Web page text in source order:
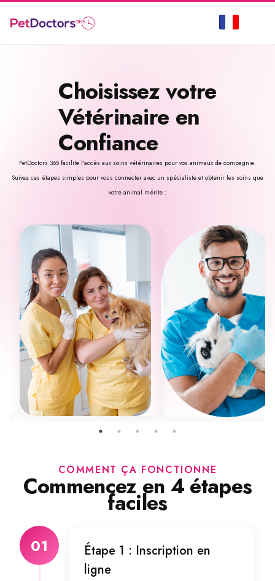
Choisissez votre
Vétérinaire en
Confiance
PetDoctors 365 facilite l'accès aux soins vétérinaires pour vos animaux de compagnie.
Suivez ces étapes simples pour vous connecter avec un spécialiste et obtenir les soins que
votre animal mérite :
COMMENT ÇA FONCTIONNE
Commencez en 4 étapes
faciles
01
Étape 1 : Inscription en
ligne